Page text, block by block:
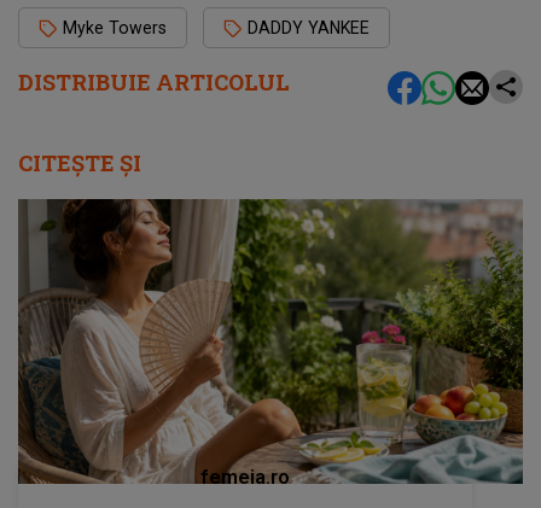
DISTRIBUIE ARTICOLUL
Myke Towers DADDY YANKEE
CITEȘTE ȘI
femeia.ro